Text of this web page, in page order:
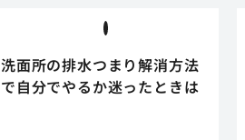
洗面所の排水つまり解消方法
で自分でやるか迷ったときは